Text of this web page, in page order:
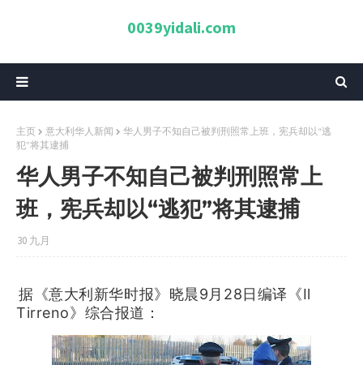
0039yidali.com
主页 意大利华人新闻
华人男子不知自己被判刑照常上班，宪兵却以“逃
犯”将其逮捕
华人男子不知自己被判刑照常上
班，宪兵却以“逃犯”将其逮捕
30 九月
据《意大利新华时报》晓晨9月28日编译《Il
Tirreno》综合报道：